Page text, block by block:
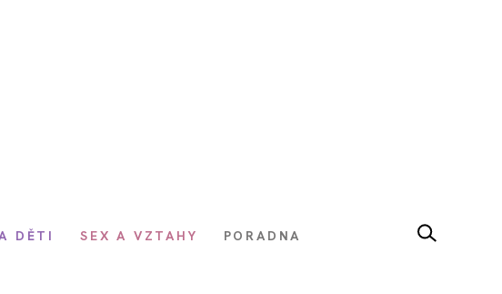
DĚTI SEX A VZTAHY PORADNA